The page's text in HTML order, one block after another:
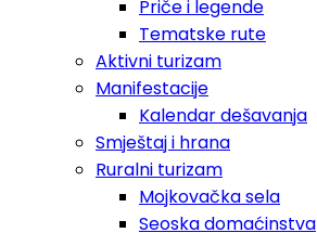
Priče i legende
Tematske rute
Aktivni turizam
Manifestacije
Kalendar dešavanja
Smještaj i hrana
Ruralni turizam
Mojkovačka sela
Seoska domaćinstva